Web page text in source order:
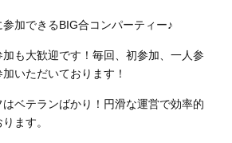
加できるBIG合コンパーティー♪
も大歓迎です！毎回、初参加、一人参
いただいております！
ベテランばかり！円滑な運営で効率的
ます。